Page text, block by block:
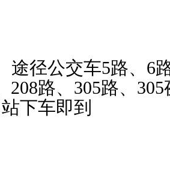
途径公交车5路、 6
208路、 305路、 305
下车即到